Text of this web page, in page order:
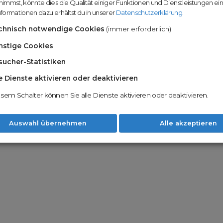
Nachname
du die
Möglichkeiten.
Unsere
Unser Open
um wertvolle
Mit
Option zu
könnte dies die Qualität einiger Funktionen und Dienstleistungen
dazu erhältst du in unsererDatenschutzerklärung.
notwendige Cookies (immer erforderlich)
Cookies
Statistiken
Dienste aktivieren oder deaktivieren
Schalter können Sie alle Dienste aktivieren oder deaktivieren.
Auswahl übernehmen Alle akzeptieren